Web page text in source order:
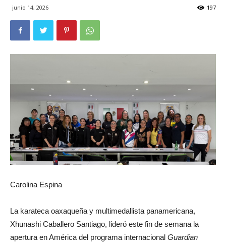
junio 14, 2026 197
Carolina Espina
La karateca oaxaqueña y multimedallista panamericana,
Xhunashi Caballero Santiago, lideró este fin de semana la
apertura en América del programa internacional Guardian